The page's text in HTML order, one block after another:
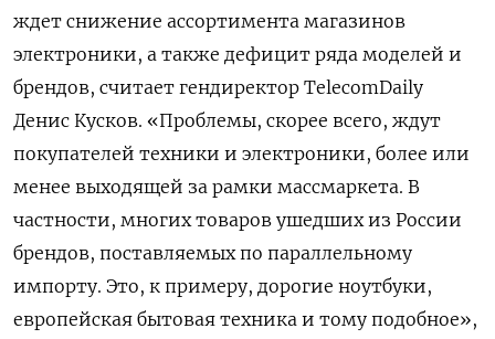
ждет снижение ассортимента магазинов
электроники, а также дефицит ряда моделей и
брендов, считает гендиректор TelecomDaily
Денис Кусков. «Проблемы, скорее всего, ждут
покупателей техники и электроники, более или
менее выходящей за рамки массмаркета. В
частности, многих товаров ушедших из России
брендов, поставляемых по параллельному
импорту. Это, к примеру, дорогие ноутбуки,
европейская бытовая техника и тому подобное»,